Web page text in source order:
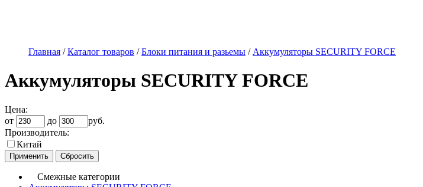
Главная /Каталог товаров /Блоки питания и разьемы / Аккумуляторы SECURITY FORCE
Аккумуляторы SECURITY FORCE
Цена:
от
до
руб.
Производитель:
Китай
Смежные категории